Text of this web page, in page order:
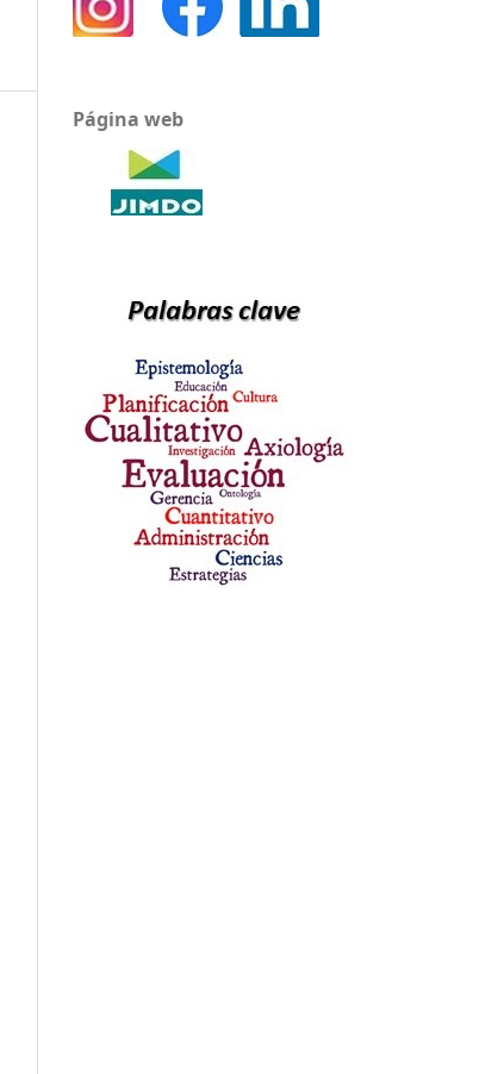
Página web